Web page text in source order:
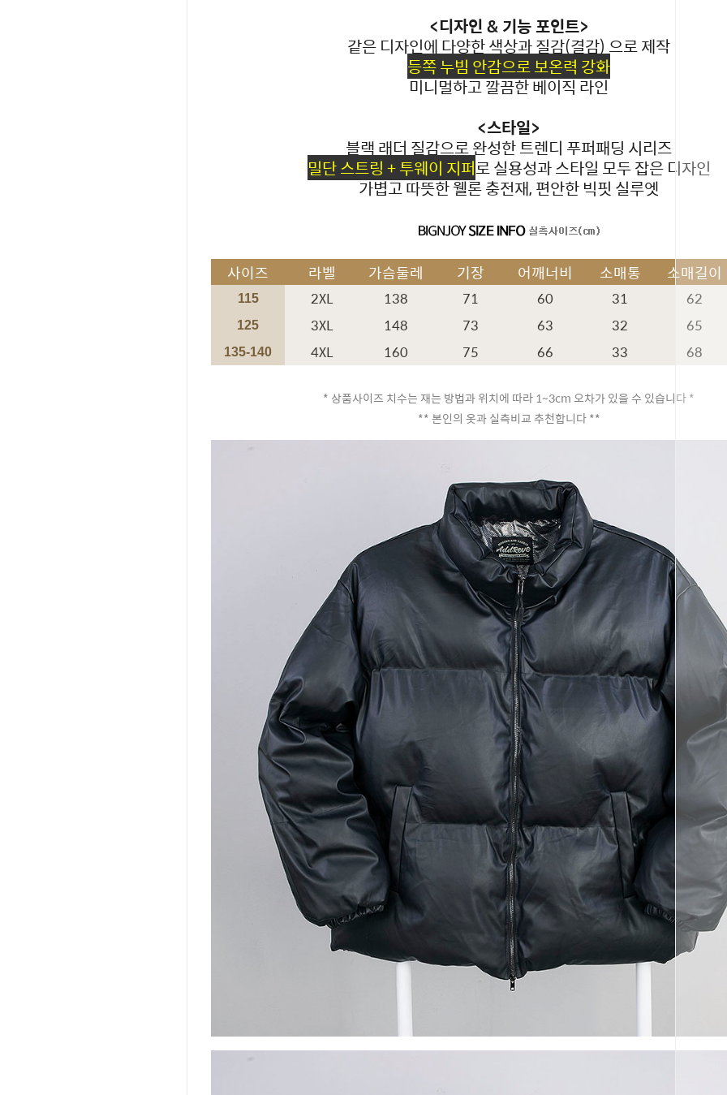
페이코 ID
<디자인 & 기능 포인트>
같은 디자인에 다양한 색상과 질감(결감) 으로 제작
등쪽 누빔 안감으로 보온력 강화
미니멀하고 깔끔한 베이직 라인
<스타일>
블랙 래더 질감으로 완성한 트렌디 푸퍼패딩 시리즈
밀단 스트링 + 투웨이 지퍼로 실용성과 스타일 모두 잡은 디자인
가볍고 따뜻한 웰론 충전재, 편안한 빅핏 실루엣
사이즈 라벨 가슴둘레 기장 어깨너비 소매통 소매길이
115 2XL 138 71 60 31 62
125 3XL 148 73 63 32 65
135-140 4XL 160 75 66 33 68
* 상품사이즈 치수는 재는 방법과 위치에 따라 1~3cm 오차가 있을 수 있습니다 *
** 본인의 옷과 실측비교 추천합니다 **